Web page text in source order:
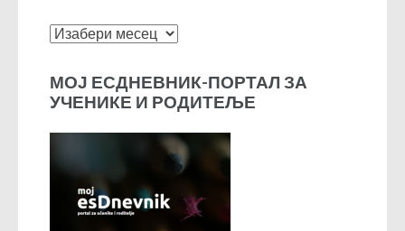
Архиве
МОЈ ЕСДНЕВНИК-ПОРТАЛ ЗА
УЧЕНИКЕ И РОДИТЕЉЕ